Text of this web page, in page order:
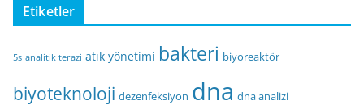
Etiketler
5s analitik terazi atık yönetimi bakteri biyoreaktör
biyoteknoloji dezenfeksiyon dna dna analizi